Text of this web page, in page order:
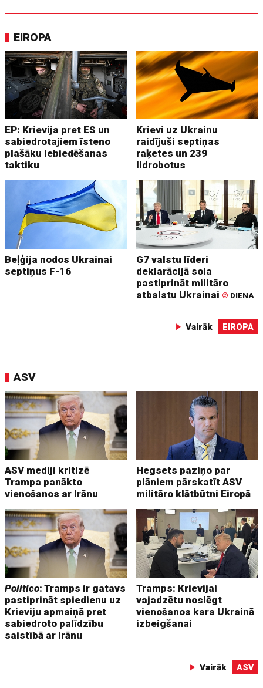
EIROPA
EP: Krievija pret ES un
sabiedrotajiem īsteno
plašāku iebiedēšanas
taktiku
Krievi uz Ukrainu
raidījuši septiņas
raķetes un 239
lidrobotus
Beļģija nodos Ukrainai
septiņus F-16
G7 valstu līderi
deklarācijā sola
pastiprināt militāro
atbalstu Ukrainai © DIENA
Vairāk EIROPA
ASV
ASV mediji kritizē
Trampa panākto
vienošanos ar Irānu
Hegsets paziņo par
plāniem pārskatīt ASV
militāro klātbūtni Eiropā
Politico: Tramps ir gatavs
pastiprināt spiedienu uz
Krieviju apmaiņā pret
sabiedroto palīdzību
saistībā ar Irānu
Tramps: Krievijai
vajadzētu noslēgt
vienošanos kara Ukrainā
izbeigšanai
Vairāk ASV